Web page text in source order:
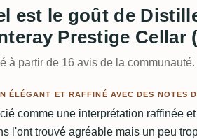
est le goût de
Prestige Cellar
à partir de 16 avis de la communauté.
ÉLÉGANT ET RAFFINÉ AVEC DES NOTES
comme une interprétation raffinée
l'ont trouvé agréable mais un peu